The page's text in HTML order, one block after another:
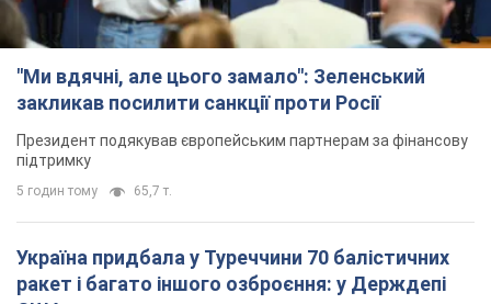
"Ми вдячні, але цього замало": Зеленський
закликав посилити санкції проти Росії
Президент подякував європейським партнерам за фінансову
підтримку
5 годин тому 65,7 т.
Україна придбала у Туреччини 70 балістичних
ракет і багато іншого озброєння: у Держдепі